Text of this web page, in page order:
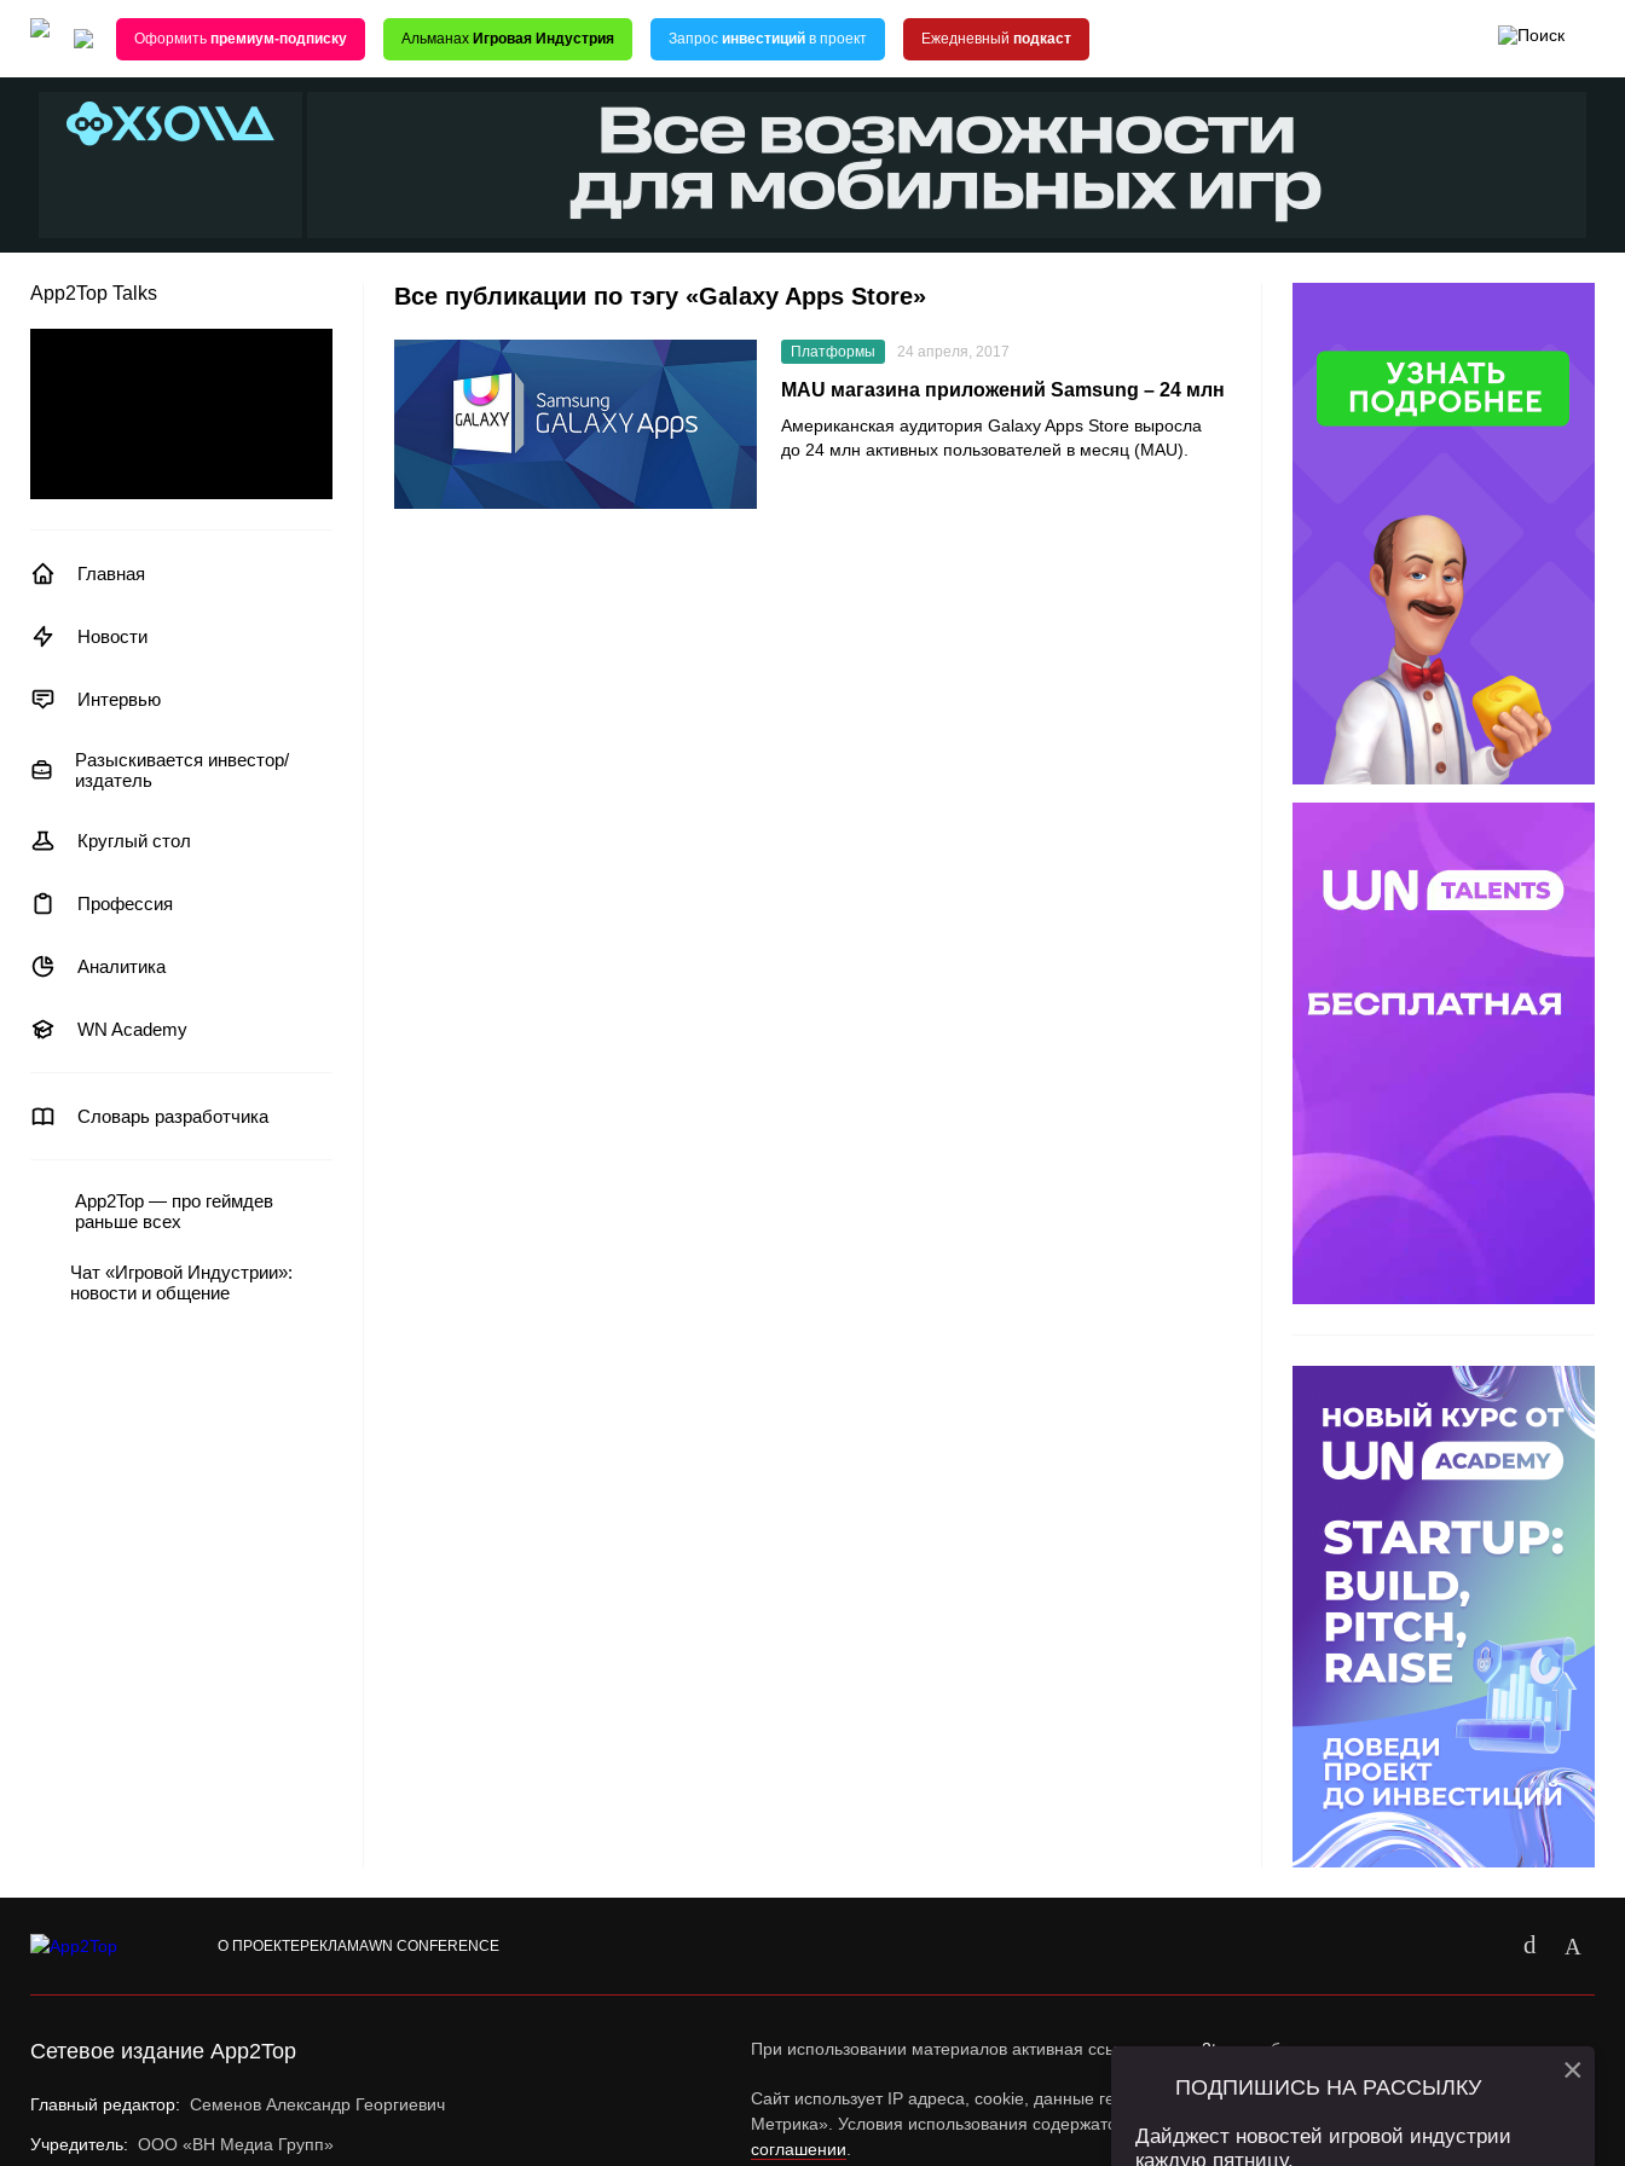
Оформить премиум-подписку Альманах Игровая Индустрия Запрос инвестиций в проект Ежедневный подкаст
App2Top Talks
Главная
Новости
Интервью
Разыскивается инвестор/
издатель
Круглый стол
Профессия
Аналитика
WN Academy
Словарь разработчика
App2Top — про геймдев
раньше всех
Чат «Игровой Индустрии»:
новости и общение
Все публикации по тэгу «Galaxy Apps Store»
Платформы 24 апреля, 2017
MAU магазина приложений Samsung – 24 млн
Американская аудитория Galaxy Apps Store выросла
до 24 млн активных пользователей в месяц (MAU).
О ПРОЕКТЕРЕКЛАМАWN CONFERENCE
Сетевое издание App2Top
Главный редактор: Семенов Александр Георгиевич
Учредитель: ООО «ВН Медиа Групп»
При использовании материалов активная ссылка наapp2top.ruобязательна.
Сайт использует IP адреса, cookie, данные геолокации Пользователей сайта и сервис «Яндекс
Метрика». Условия использования содержатся в
Политике конфиденциальностии
соглашении
ПОДПИШИСЬ НА РАССЫЛКУ
Дайджест новостей игровой индустрии
каждую пятницу.
×